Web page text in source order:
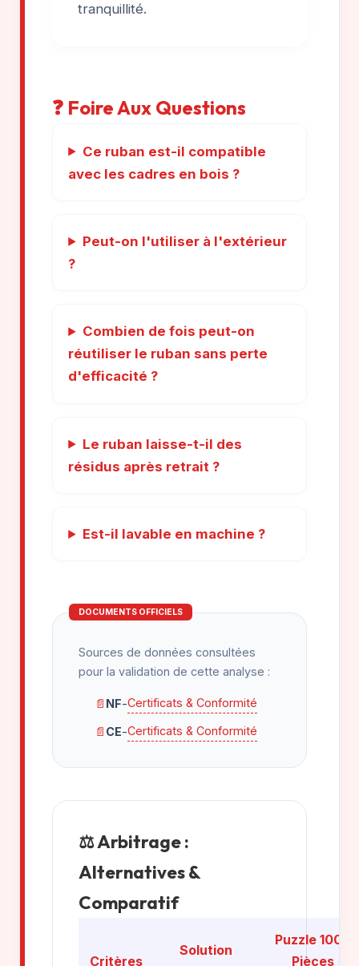
tranquillité.
❓ Foire Aux Questions
Ce ruban est-il compatible
avec les cadres en bois ?
Peut-on l'utiliser à l'extérieur
?
Combien de fois peut-on
réutiliser le ruban sans perte
d'efficacité ?
Le ruban laisse-t-il des
résidus après retrait ?
Est-il lavable en machine ?
DOCUMENTS OFFICIELS
Sources de données consultées
pour la validation de cette analyse :
📄 NF-Certificats & Conformité
📄 CE-Certificats & Conformité
⚖️ Arbitrage :
Alternatives &
Comparatif
Critères
Solution
Puzzle 1000
Pièces